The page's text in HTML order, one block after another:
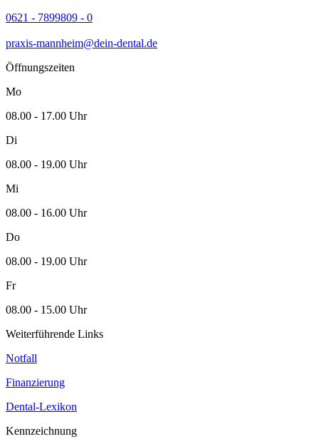
0621 - 7899809 - 0
praxis-mannheim@dein-dental.de
Öffnungszeiten
Mo
08.00 - 17.00 Uhr
Di
08.00 - 19.00 Uhr
Mi
08.00 - 16.00 Uhr
Do
08.00 - 19.00 Uhr
Fr
08.00 - 15.00 Uhr
Weiterführende Links
Notfall
Finanzierung
Dental-Lexikon
Kennzeichnung